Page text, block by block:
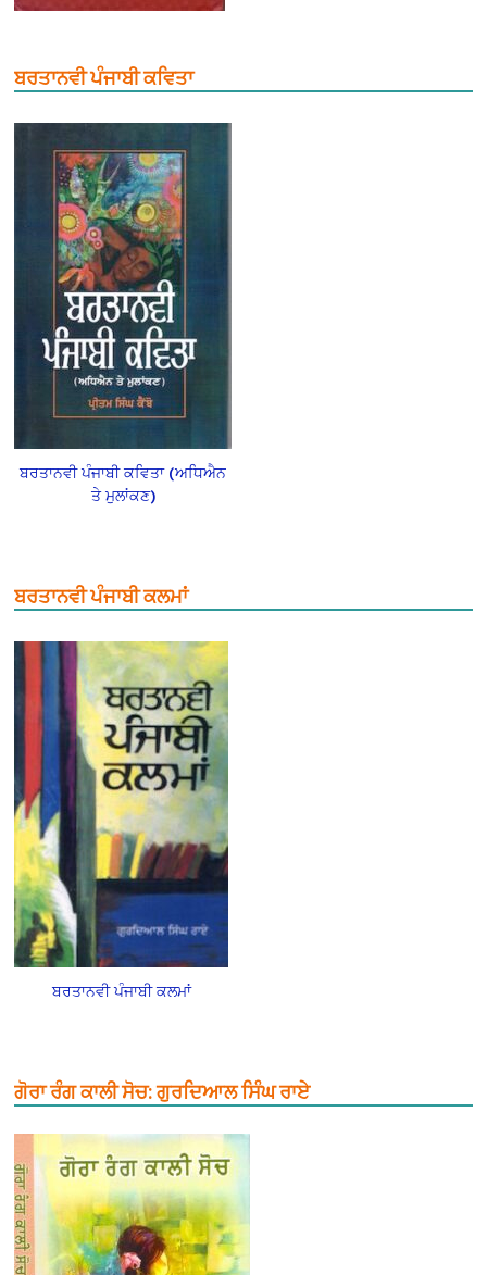
ਬਰਤਾਨਵੀ ਪੰਜਾਬੀ ਕਵਿਤਾ
ਬਰਤਾਨਵੀ ਪੰਜਾਬੀ ਕਵਿਤਾ (ਅਧਿਐਨ
ਤੇ ਮੁਲਾਂਕਣ)
ਬਰਤਾਨਵੀ ਪੰਜਾਬੀ ਕਲਮਾਂ
ਬਰਤਾਨਵੀ ਪੰਜਾਬੀ ਕਲਮਾਂ
ਗੋਰਾ ਰੰਗ ਕਾਲੀ ਸੋਚ: ਗੁਰਦਿਆਲ ਸਿੰਘ ਰਾਏ